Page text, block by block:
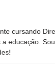
cursando
educação.